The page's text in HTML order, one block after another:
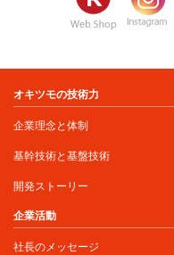
オキツモの技術力
企業理念と体制
基幹技術と基盤技術
開発ストーリー
企業活動
社長のメッセージ